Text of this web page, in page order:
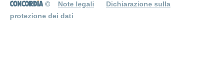
© Note legali
Dichiarazione sulla
protezione dei dati